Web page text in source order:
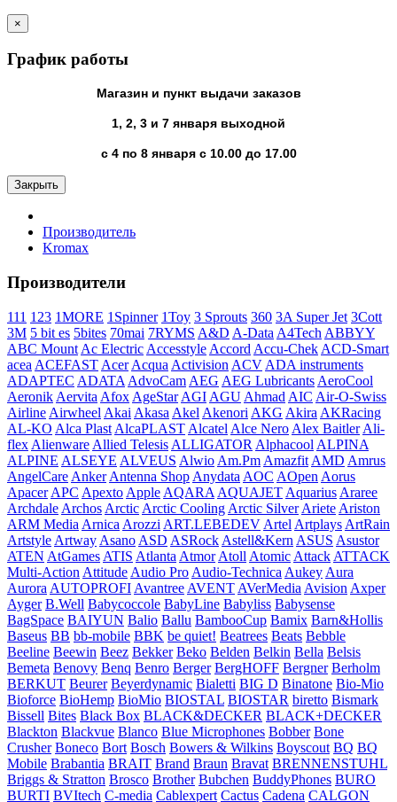
×
График работы
Магазин и пункт выдачи заказов
1, 2, 3 и 7 января выходной
с 4 по 8 января с 10.00 до 17.00
Закрыть
Производитель
Kromax
Производители
111 123 1MORE 1Spinner 1Toy 3 Sprouts 360 3A Super Jet 3Cott
3M 5 bit es 5bites 70mai 7RYMS A&D A-Data A4Tech ABBYY
ABC Mount Ac Electric Accesstyle Accord Accu-Chek ACD-Smart
acea ACEFAST Acer Acqua Activision ACV ADA instruments
ADAPTEC ADATA AdvoCam AEG AEG Lubricants AeroCool
Aeronik Aervita Afox AgeStar AGI AGU Ahmad AIC Air-O-Swiss
Airline Airwheel Akai Akasa Akel Akenori AKG Akira AKRacing
AL-KO Alca Plast AlcaPLAST Alcatel Alce Nero Alex Baitler Ali-
flex Alienware Allied Telesis ALLIGATOR Alphacool ALPINA
ALPINE ALSEYE ALVEUS Alwio Am.Pm Amazfit AMD Amrus
AngelCare Anker Antenna Shop Anydata AOC AOpen Aorus
Apacer APC Apexto Apple AQARA AQUAJET Aquarius Araree
Archdale Archos Arctic Arctic Cooling Arctic Silver Ariete Ariston
ARM Media Arnica Arozzi ART.LEBEDEV Artel Artplays ArtRain
Artstyle Artway Asano ASD ASRock Astell&Kern ASUS Asustor
ATEN AtGames ATIS Atlanta Atmor Atoll Atomic Attack ATTACK
Multi-Action Attitude Audio Pro Audio-Technica Aukey Aura
Aurora AUTOPROFI Avantree AVENT AVerMedia Avision Axper
Ayger B.Well Babycoccole BabyLine Babyliss Babysense
BagSpace BAIYUN Balio Ballu BambooCup Bamix Barn&Hollis
Baseus BB bb-mobile BBK be quiet! Beatrees Beats Bebble
Beeline Beewin Beez Bekker Beko Belden Belkin Bella Belsis
Bemeta Benovy Benq Benro Berger BergHOFF Bergner Berholm
BERKUT Beurer Beyerdynamic Bialetti BIG D Binatone Bio-Mio
Bioforce BioHemp BioMio BIOSTAL BIOSTAR biretto Bismark
Bissell Bites Black Box BLACK&DECKER BLACK+DECKER
Blackton Blackvue Blanco Blue Microphones Bobber Bone
Crusher Boneco Bort Bosch Bowers & Wilkins Boyscout BQ BQ
Mobile Brabantia BRAIT Brand Braun Bravat BRENNENSTUHL
Briggs & Stratton Brosco Brother Bubchen BuddyPhones BURO
BURTI BVItech C-media Cablexpert Cactus Cadena CALGON